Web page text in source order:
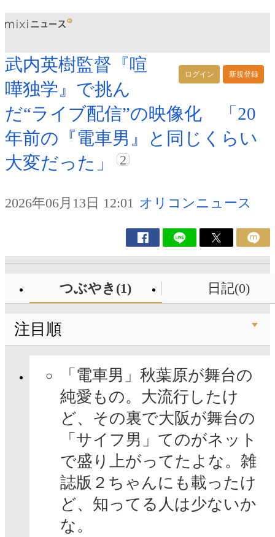
ログイン 新規登録
武内英樹監督『喧
嘩独学』で挑ん
だ“ライブ配信”の映像化 「20
年前の『電車男』と同じくらい
大変だった」
2
2026年06月13日 12:01 オリコンニュース
つぶやき(1) 日記(0)
注目順
「電車男」秋葉原が舞台の
純愛もの。大流行したけ
ど、その裏で大阪が舞台の
「サイフ男」てのがネット
で盛り上がってたよな。雑
誌版２ちゃんにも載ったけ
ど、知ってる人は少ないか
な。